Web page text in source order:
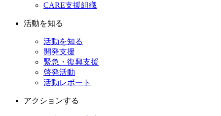
CARE支援組織
活動を知る
活動を知る
開発支援
緊急・復興支援
啓発活動
活動レポート
アクションする